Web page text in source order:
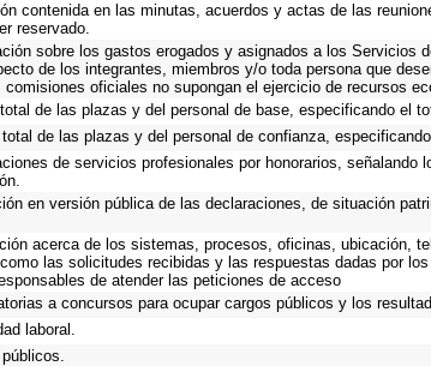
contenida en las minutas, acuerdos y actas de las
reservado.
sobre los gastos erogados y asignados a los
de los integrantes, miembros y/o toda persona que
oficiales no supongan el ejercicio de recursos
de las plazas y del personal de base, especificando el
de las plazas y del personal de confianza,
de servicios profesionales por honorarios,
en versión pública de las declaraciones, de situación
acerca de los sistemas, procesos, oficinas, ubicación,
las solicitudes recibidas y las respuestas dadas por
de atender las peticiones de acceso
a concursos para ocupar cargos públicos y los
laboral.